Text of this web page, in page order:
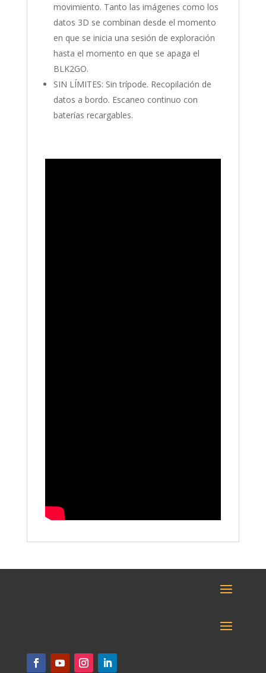
movimiento. Tanto las imágenes como los
datos 3D se combinan desde el momento
en que se inicia una sesión de exploración
hasta el momento en que se apaga el
BLK2GO.
SIN LÍMITES: Sin trípode. Recopilación de
datos a bordo. Escaneo continuo con
baterías recargables.